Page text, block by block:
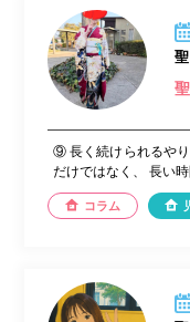
⑨ 長く続けられるや
だけではなく、 長い
コラム